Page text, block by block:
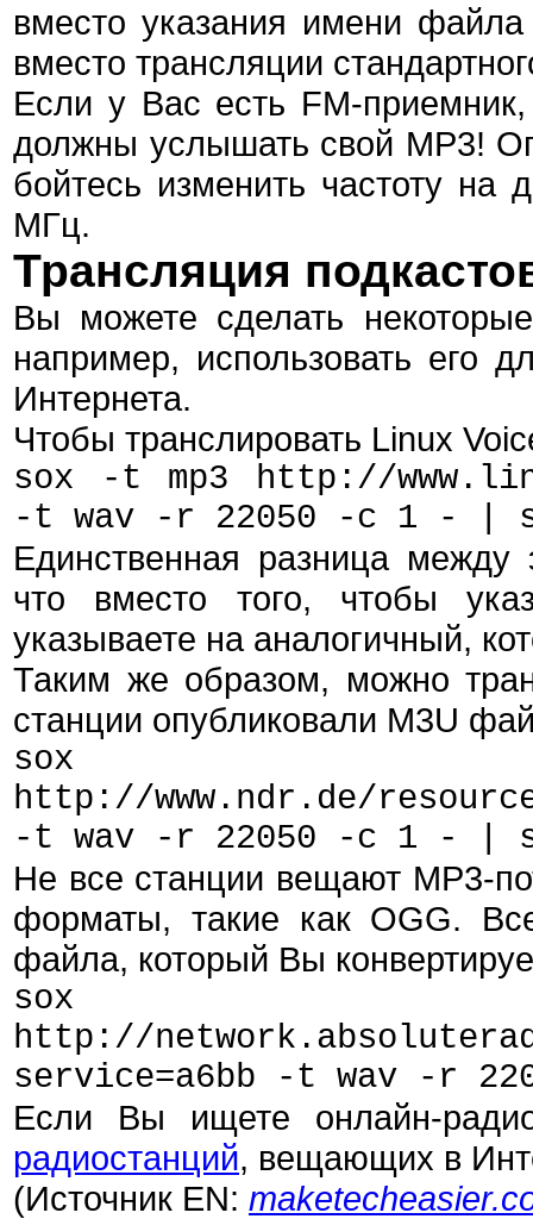
вместо указания имени
вместо трансляции
Если у Вас есть FM-
должны услышать свой MP3!
бойтесь изменить частоту
МГц.
Трансляция
Вы можете сделать
например, использовать его
Интернета.
Чтобы транслировать Linux
sox -t mp3 http://
-t wav -r 22050 -c 1 - |
Единственная разница
что вместо того, чтобы
указываете на аналогичный,
Таким же образом, можно
станции опубликовали M3U
sox
http://www.ndr.de/
-t wav -r 22050 -c 1 - |
Не все станции вещают MP3-
форматы, такие как OGG.
файла, который Вы
sox
http://
service=a6bb -t wav -r
Если Вы ищете онлайн-
радиостанций, вещающих в
(Источник EN: